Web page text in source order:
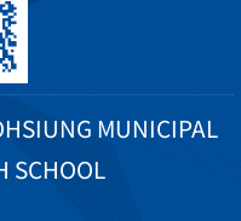
MUNICIPAL
SCHOOL